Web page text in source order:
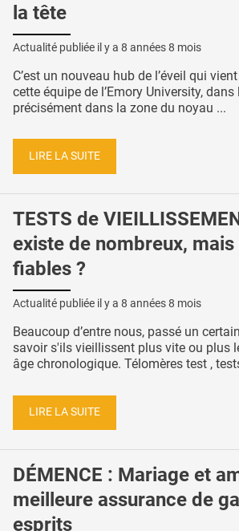
la tête
Actualité publiée il y a 8 années 8 mois
C’est un nouveau hub de l’éveil qui
cette équipe de l’Emory University, dans
précisément dans la zone du noyau ...
LIRE LA SUITE
TESTS de
existe de nombreux,
fiables ?
Actualité publiée il y a 8 années 8 mois
Beaucoup d’entre nous, passé un
savoir s'ils vieillissent plus vite ou plus
âge chronologique. Télomères test ,
LIRE LA SUITE
DÉMENCE : Mariage et
meilleure assurance de
esprits